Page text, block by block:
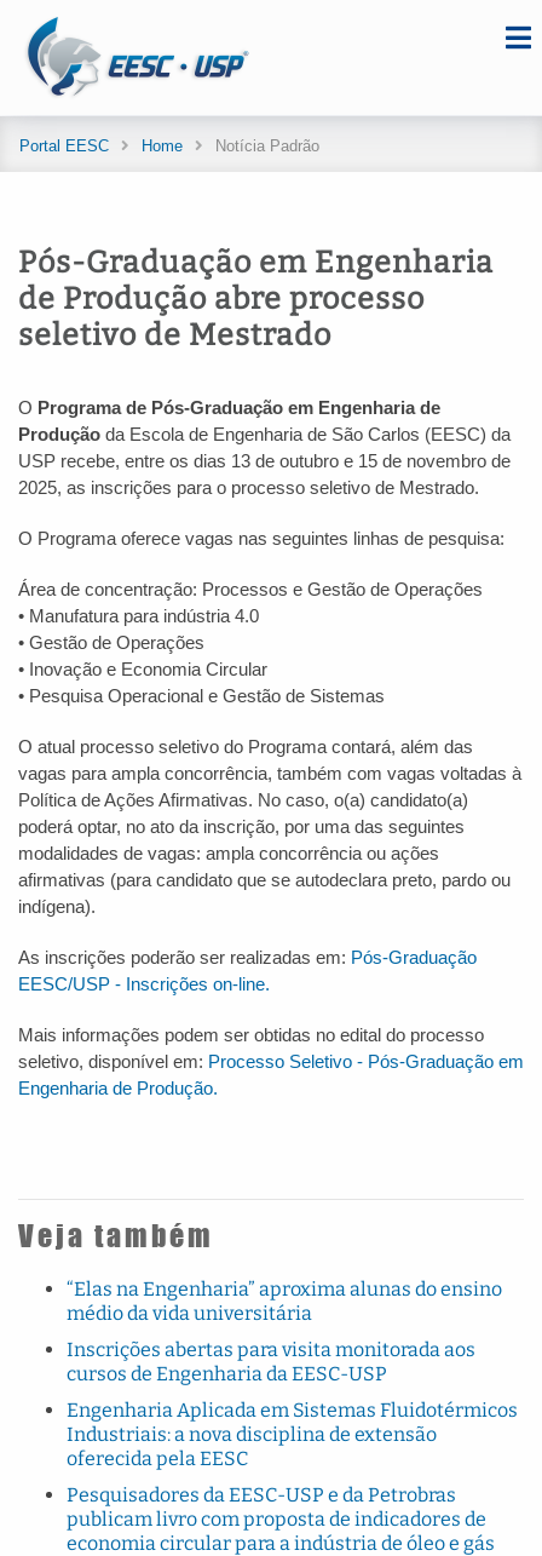
Portal EESC Home Notícia Padrão
Pós-Graduação em Engenharia
de Produção abre processo
seletivo de Mestrado
O Programa de Pós-Graduação em Engenharia de
Produção da Escola de Engenharia de São Carlos (EESC) da
USP recebe, entre os dias 13 de outubro e 15 de novembro de
2025, as inscrições para o processo seletivo de Mestrado.
O Programa oferece vagas nas seguintes linhas de pesquisa:
Área de concentração: Processos e Gestão de Operações
• Manufatura para indústria 4.0
• Gestão de Operações
• Inovação e Economia Circular
• Pesquisa Operacional e Gestão de Sistemas
O atual processo seletivo do Programa contará, além das
vagas para ampla concorrência, também com vagas voltadas à
Política de Ações Afirmativas. No caso, o(a) candidato(a)
poderá optar, no ato da inscrição, por uma das seguintes
modalidades de vagas: ampla concorrência ou ações
afirmativas (para candidato que se autodeclara preto, pardo ou
indígena).
As inscrições poderão ser realizadas em: Pós-Graduação
EESC/USP - Inscrições on-line.
Mais informações podem ser obtidas no edital do processo
seletivo, disponível em: Processo Seletivo - Pós-Graduação em
Engenharia de Produção.
Veja também
“Elas na Engenharia” aproxima alunas do ensino
médio da vida universitária
Inscrições abertas para visita monitorada aos
cursos de Engenharia da EESC-USP
Engenharia Aplicada em Sistemas Fluidotérmicos
Industriais: a nova disciplina de extensão
oferecida pela EESC
Pesquisadores da EESC-USP e da Petrobras
publicam livro com proposta de indicadores de
economia circular para a indústria de óleo e gás